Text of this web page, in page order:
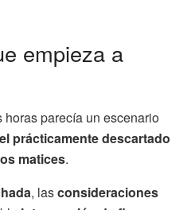
empieza a
parecía un escenario
prácticamente descartado
matices.
, lasconsideraciones